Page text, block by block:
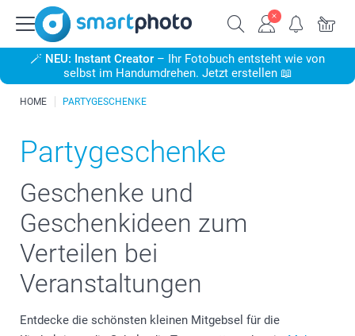
🪄 NEU: Instant Creator – Ihr Fotobuch entsteht wie von
selbst im Handumdrehen. Jetzt erstellen 📖
HOME PARTYGESCHENKE
Partygeschenke
Geschenke und
Geschenkideen zum
Verteilen bei
Veranstaltungen
Entdecke die schönsten kleinen Mitgebsel für die